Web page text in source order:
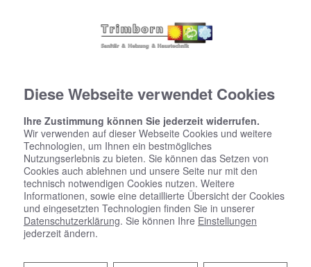
Diese Webseite verwendet Cookies
Ihre Zustimmung können Sie jederzeit widerrufen.
Wir verwenden auf dieser Webseite Cookies und weitere
Technologien, um Ihnen ein bestmögliches
Nutzungserlebnis zu bieten. Sie können das Setzen von
Cookies auch ablehnen und unsere Seite nur mit den
technisch notwendigen Cookies nutzen. Weitere
Informationen, sowie eine detaillierte Übersicht der Cookies
und eingesetzten Technologien finden Sie in unserer
Datenschutzerklärung. Sie können Ihre Einstellungen
jederzeit ändern.